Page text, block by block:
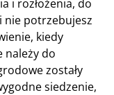
i rozłożenia, do
nie potrzebujesz
kiedy
należy do
zostały
siedzenie,